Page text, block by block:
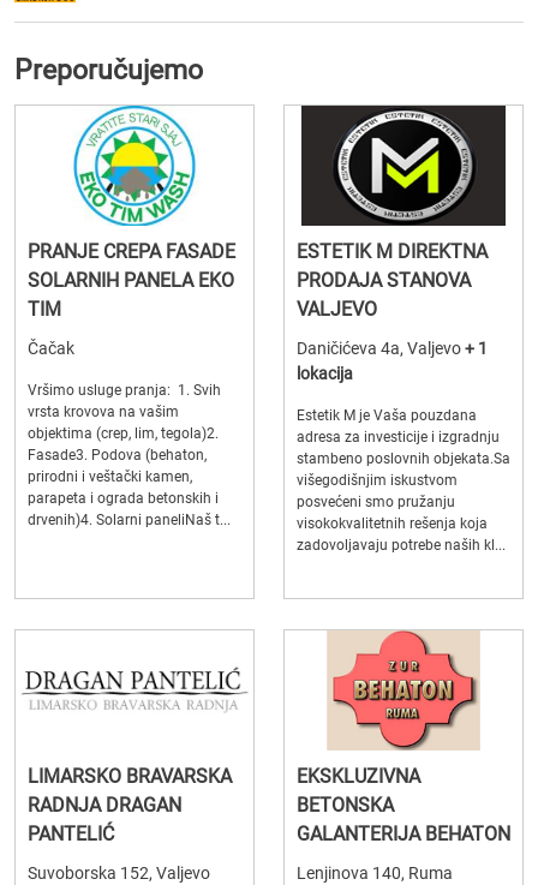
Preporučujemo
PRANJE CREPA FASADE
SOLARNIH PANELA EKO
TIM
Čačak
Vršimo usluge pranja: 1. Svih
vrsta krovova na vašim
objektima (crep, lim, tegola)2.
Fasade3. Podova (behaton,
prirodni i veštački kamen,
parapeta i ograda betonskih i
drvenih)4. Solarni paneliNaš t...
ESTETIK M DIREKTNA
PRODAJA STANOVA
VALJEVO
Daničićeva 4a, Valjevo+ 1
lokacija
Estetik M je Vaša pouzdana
adresa za investicije i izgradnju
stambeno poslovnih objekata.Sa
višegodišnjim iskustvom
posvećeni smo pružanju
visokokvalitetnih rešenja koja
zadovoljavaju potrebe naših kl...
LIMARSKO BRAVARSKA
RADNJA DRAGAN
PANTELIĆ
Suvoborska 152, Valjevo
EKSKLUZIVNA
BETONSKA
GALANTERIJA BEHATON
Lenjinova 140, Ruma